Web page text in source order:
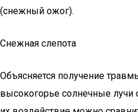
(снежный ожог).
Снежная слепота
Объясняется получение
высокогорье солнечные лучи